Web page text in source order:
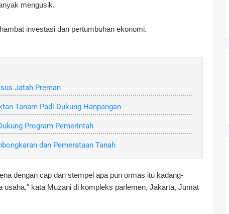
mengusik.
investasi dan pertumbuhan ekonomi.
Jatah Preman
Tanam Padi Dukung Hanpangan
Program Pemerintah
dan Pemerataan Tanah
dengan cap dan stempel apa pun ormas itu kadang-
usaha," kata Muzani di kompleks parlemen, Jakarta, Jumat